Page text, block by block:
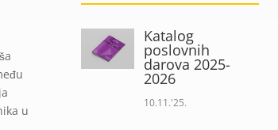
u
Katalog
poslovnih
darova 2025-
2026
10.11.'25.